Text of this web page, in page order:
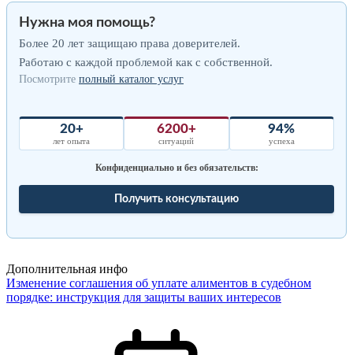
Нужна моя помощь?
Более 20 лет защищаю права доверителей.
Работаю с каждой проблемой как с собственной.
Посмотрите полный каталог услуг
20+
лет опыта
6200+
ситуаций
94%
успеха
Конфиденциально и без обязательств:
Получить консультацию
Дополнительная инфо
Изменение соглашения об уплате алиментов в судебном
порядке: инструкция для защиты ваших интересов